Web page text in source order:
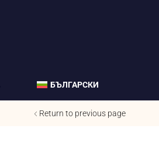
БЪЛГАРСКИ
Return to previous page